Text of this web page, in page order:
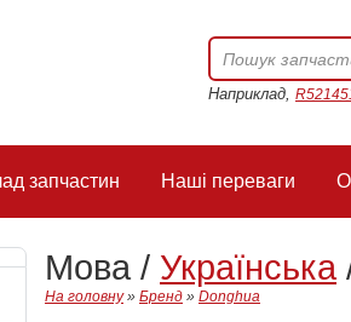
Наприклад,
запчастин Наші переваги
Мова / Українська
На головну» Бренд » Donghua